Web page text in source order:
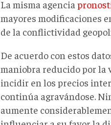
La misma agencia
mayores modificaciones
de la conflictividad
De acuerdo con estos
maniobra reducido por
incidir en los precios
continúa agravándose.
aumente